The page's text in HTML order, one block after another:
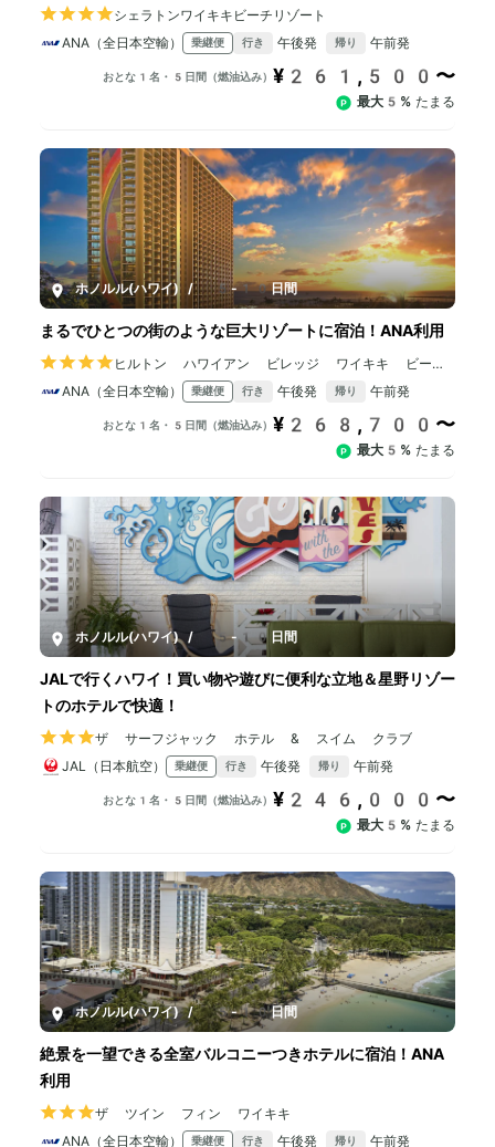
シェラトンワイキキビーチリゾート
ANA（全日本空輸）
乗継便 行き 午後発 帰り 午前発
おとな1名・5日間（燃油込み） ¥261,500〜
最大5% たまる
ホノルル(ハワイ) / 5-10日間
まるでひとつの街のような巨大リゾートに宿泊！ANA利用
ヒルトン ハワイアン ビレッジ ワイキキ ビーチ
リゾート
ANA（全日本空輸） 乗継便 行き 午後発 帰り 午前発
おとな1名・5日間（燃油込み） ¥268,700〜
最大5% たまる
ホノルル(ハワイ) / 5-10日間
JALで行くハワイ！買い物や遊びに便利な立地＆星野リゾー
トのホテルで快適！
ザ サーフジャック ホテル & スイム クラブ
JAL（日本航空）
乗継便 行き 午後発 帰り 午前発
おとな1名・5日間（燃油込み） ¥246,000〜
最大5% たまる
ホノルル(ハワイ) / 5-10日間
絶景を一望できる全室バルコニーつきホテルに宿泊！ANA
利用
ザ ツイン フィン ワイキキ
ANA（全日本空輸）
乗継便 行き 午後発 帰り 午前発